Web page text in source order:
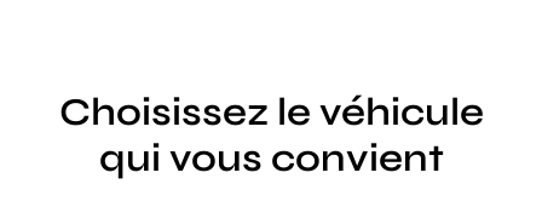
Choisissez le véhicule
qui vous convient